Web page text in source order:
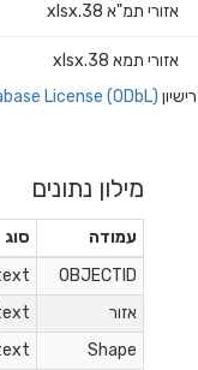
אזורי תמ"א 38.xlsx
אזורי תמא 38.xlsx
רישיון License (ODbL)
מילון נתונים
עמודה סוג
OBJECTID
אזור
Shape